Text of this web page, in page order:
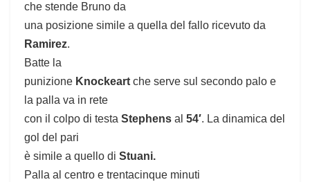
che stende Bruno da
una posizione simile a quella del fallo ricevuto da
Ramirez.
Batte la
punizione Knockeart che serve sul secondo palo e
la palla va in rete
con il colpo di testa Stephens al 54′. La dinamica del
gol del pari
è simile a quello di Stuani.
Palla al centro e trentacinque minuti